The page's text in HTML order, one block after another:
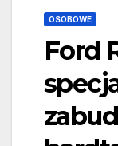
OSOBOWE
Ford